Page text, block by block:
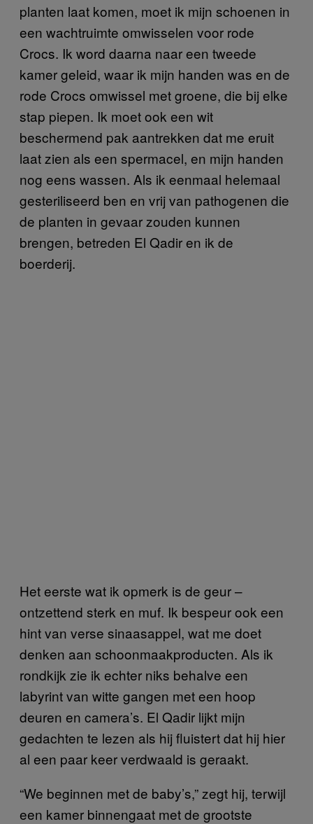
planten laat komen, moet ik mijn schoenen in
een wachtruimte omwisselen voor rode
Crocs. Ik word daarna naar een tweede
kamer geleid, waar ik mijn handen was en de
rode Crocs omwissel met groene, die bij elke
stap piepen. Ik moet ook een wit
beschermend pak aantrekken dat me eruit
laat zien als een spermacel, en mijn handen
nog eens wassen. Als ik eenmaal helemaal
gesteriliseerd ben en vrij van pathogenen die
de planten in gevaar zouden kunnen
brengen, betreden El Qadir en ik de
boerderij.
Het eerste wat ik opmerk is de geur –
ontzettend sterk en muf. Ik bespeur ook een
hint van verse sinaasappel, wat me doet
denken aan schoonmaakproducten. Als ik
rondkijk zie ik echter niks behalve een
labyrint van witte gangen met een hoop
deuren en camera’s. El Qadir lijkt mijn
gedachten te lezen als hij fluistert dat hij hier
al een paar keer verdwaald is geraakt.
“We beginnen met de baby’s,” zegt hij, terwijl
een kamer binnengaat met de grootste